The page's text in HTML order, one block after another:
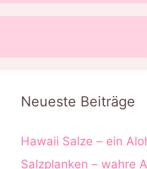
Neueste Beiträge
Hawaii Salze – ein
Salzplanken – wahre